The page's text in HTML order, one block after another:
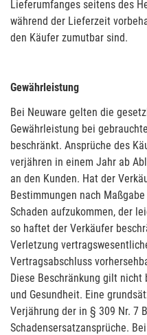
Lieferumfanges seitens des
während der Lieferzeit
den Käufer zumutbar sind.
Gewährleistung
Bei Neuware gelten die
Gewährleistung bei
beschränkt. Ansprüche des
verjähren in einem Jahr ab
an den Kunden. Hat der
Bestimmungen nach
Schaden aufzukommen, der
so haftet der Verkäufer
Verletzung
Vertragsabschluss
Diese Beschränkung gilt
und Gesundheit. Eine
Verjährung der in § 309 Nr. 7
Schadensersatzansprüche.